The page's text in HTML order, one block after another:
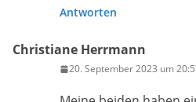
Antworten
Christiane Herrmann
20. September 2023 um